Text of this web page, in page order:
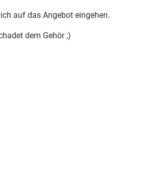
auf das Angebot eingehen.
dem Gehör ;)